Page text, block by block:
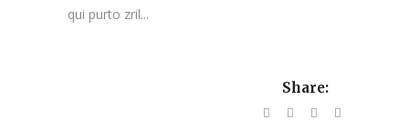
qui purto zril...
Share: